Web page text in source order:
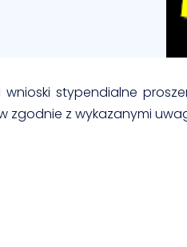
wnioski stypendialne
zgodnie z wykazanymi